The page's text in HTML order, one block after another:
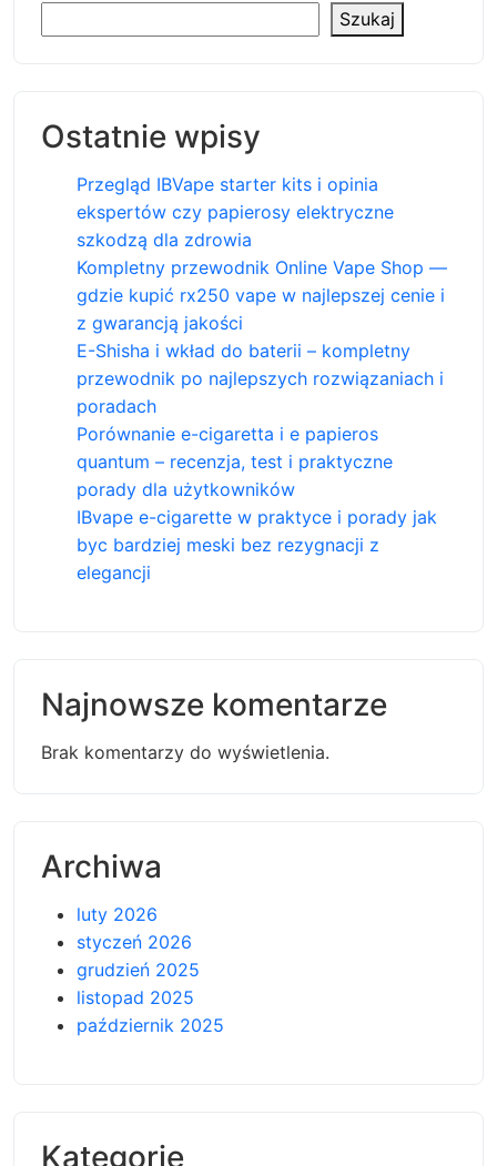
Szukaj
Ostatnie wpisy
Przegląd IBVape starter kits i opinia
ekspertów czy papierosy elektryczne
szkodzą dla zdrowia
Kompletny przewodnik Online Vape Shop —
gdzie kupić rx250 vape w najlepszej cenie i
z gwarancją jakości
E-Shisha i wkład do baterii – kompletny
przewodnik po najlepszych rozwiązaniach i
poradach
Porównanie e-cigaretta i e papieros
quantum – recenzja, test i praktyczne
porady dla użytkowników
IBvape e-cigarette w praktyce i porady jak
byc bardziej meski bez rezygnacji z
elegancji
Najnowsze komentarze
Brak komentarzy do wyświetlenia.
Archiwa
luty 2026
styczeń 2026
grudzień 2025
listopad 2025
październik 2025
Kategorie